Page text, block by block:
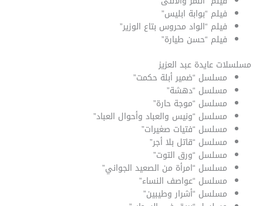
فيلم “بوابة ابليس”
فيلم “الواد محروس بتاع الوزير”
فيلم “حسن طيارة”
مسلسلات عايدة عبد العزيز
مسلسل “ضمير أبلة حكمت”
مسلسل “دهشة”
مسلسل “موجة حارة”
مسلسل “ونيس والعباد وأحوال العباد”
مسلسل “فتيات صغيرات”
مسلسل “قاتل بلا أجر”
مسلسل “ورق التوت”
مسلسل “امرأة من الصعيد الجواني”
مسلسل “عواصف النساء”
مسلسل “أشرار وطيبين”